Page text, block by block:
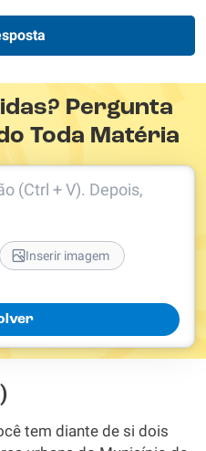
Pergunta
Toda Matéria
(Ctrl + V). Depois,
Inserir imagem
tem diante de si dois